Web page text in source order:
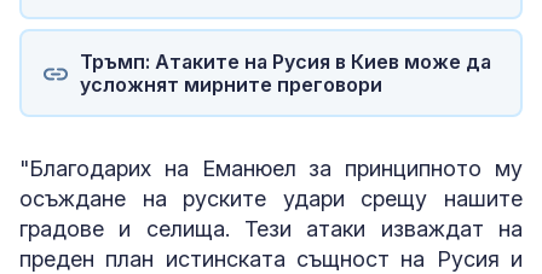
Тръмп: Атаките на Русия в Киев може да
усложнят мирните преговори
"Благодарих на Еманюел за принципното му
осъждане на руските удари срещу нашите
градове и селища. Тези атаки изваждат на
преден план истинската същност на Русия и